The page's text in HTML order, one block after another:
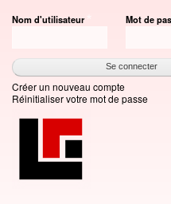
Nom d'utilisateur Mot de
Créer un nouveau compte
Réinitialiser votre mot de passe